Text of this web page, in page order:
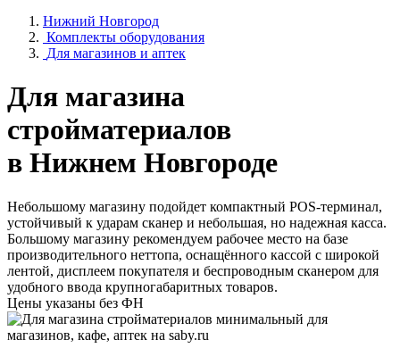
Нижний Новгород
Комплекты оборудования
Для магазинов и аптек
Для магазина
стройматериалов
в Нижнем Новгороде
Небольшому магазину подойдет компактный POS-терминал,
устойчивый к ударам сканер и небольшая, но надежная касса.
Большому магазину рекомендуем рабочее место на базе
производительного неттопа, оснащённого кассой с широкой
лентой, дисплеем покупателя и беспроводным сканером для
удобного ввода крупногабаритных товаров.
Цены указаны без ФН